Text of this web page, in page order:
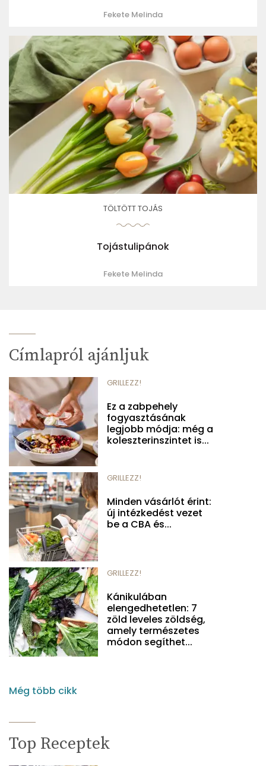
Fekete Melinda
TÖLTÖTT TOJÁS
Tojástulipánok
Fekete Melinda
Címlapról ajánljuk
GRILLEZZ!
Ez a zabpehely
fogyasztásának
legjobb módja: még a
koleszterinszintet is...
GRILLEZZ!
Minden vásárlót érint:
új intézkedést vezet
be a CBA és...
GRILLEZZ!
Kánikulában
elengedhetetlen: 7
zöld leveles zöldség,
amely természetes
módon segíthet...
Még több cikk
Top Receptek